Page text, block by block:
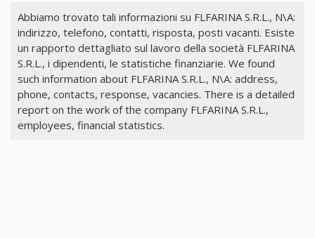
Abbiamo trovato tali informazioni su FLFARINA S.R.L., N\A:
indirizzo, telefono, contatti, risposta, posti vacanti. Esiste
un rapporto dettagliato sul lavoro della società FLFARINA
S.R.L., i dipendenti, le statistiche finanziarie. We found
such information about FLFARINA S.R.L., N\A: address,
phone, contacts, response, vacancies. There is a detailed
report on the work of the company FLFARINA S.R.L.,
employees, financial statistics.